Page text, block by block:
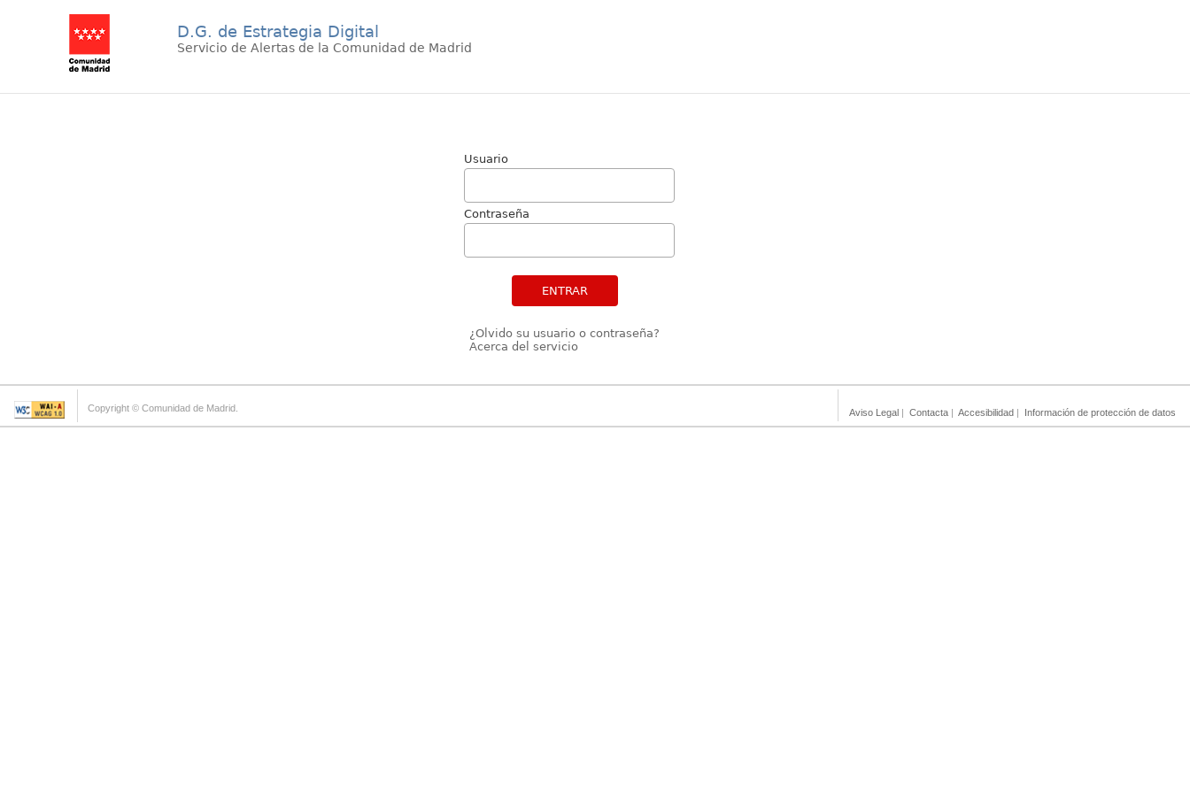
D.G. de Estrategia Digital
Servicio de Alertas de la Comunidad de Madrid
Usuario
Contraseña
ENTRAR
¿Olvido su usuario o contraseña?
Acerca del servicio
Copyright © Comunidad de Madrid. Aviso Legal | Contacta | Accesibilidad | Información de protección de datos